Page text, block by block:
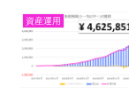
資産運用